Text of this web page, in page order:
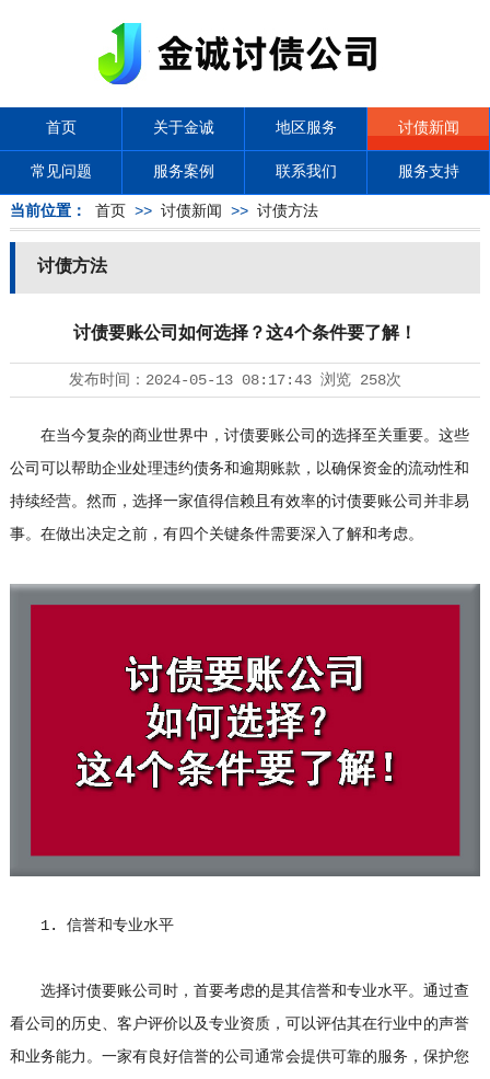
首页 关于金诚 地区服务 讨债新闻
常见问题 服务案例 联系我们 服务支持
当前位置： 首页 >> 讨债新闻 >> 讨债方法
讨债方法
讨债要账公司如何选择？这4个条件要了解！
发布时间： 2024-05-13 08:17:43浏览 258次
在当今复杂的商业世界中，讨债要账公司的选择至关重要。这些
公司可以帮助企业处理违约债务和逾期账款，以确保资金的流动性和
持续经营。然而，选择一家值得信赖且有效率的讨债要账公司并非易
事。在做出决定之前，有四个关键条件需要深入了解和考虑。
1. 信誉和专业水平
选择讨债要账公司时，首要考虑的是其信誉和专业水平。通过查
看公司的历史、客户评价以及专业资质，可以评估其在行业中的声誉
和业务能力。一家有良好信誉的公司通常会提供可靠的服务，保护您